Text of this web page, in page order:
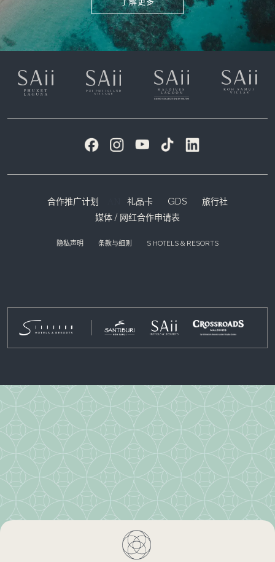
合作推广计划 礼品卡 GDS
旅行社
媒体 / 网红合作申请表
隐私声明 条款与细则 S HOTELS & RESORTS